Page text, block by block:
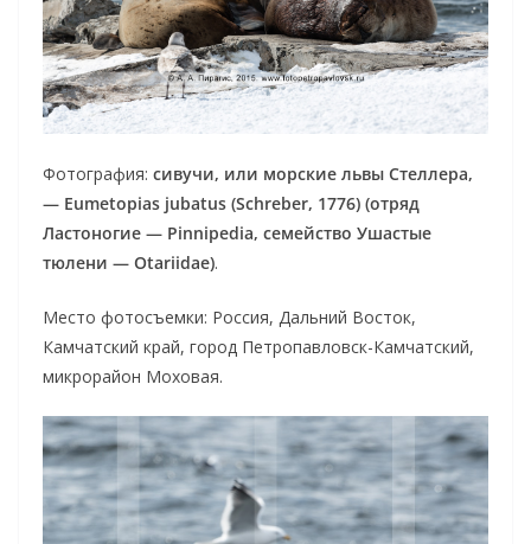
Фотография: сивучи, или морские львы Стеллера,
— Eumetopias jubatus (Schreber, 1776) (отряд
Ластоногие — Pinnipedia, семейство Ушастые
тюлени — Otariidae).
Место фотосъемки: Россия, Дальний Восток,
Камчатский край, город Петропавловск-Камчатский,
микрорайон Моховая.